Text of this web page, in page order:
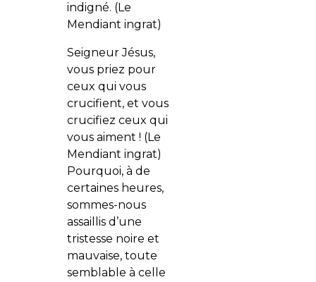
indigné. (Le
Mendiant ingrat)
Seigneur Jésus,
vous priez pour
ceux qui vous
crucifient, et vous
crucifiez ceux qui
vous aiment ! (Le
Mendiant ingrat)
Pourquoi, à de
certaines heures,
sommes-nous
assaillis d’une
tristesse noire et
mauvaise, toute
semblable à celle